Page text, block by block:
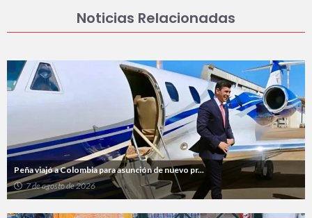
Noticias Relacionadas
Peña viajó a Colombia para asunción de nuevo pr...
7 de agosto de 2026